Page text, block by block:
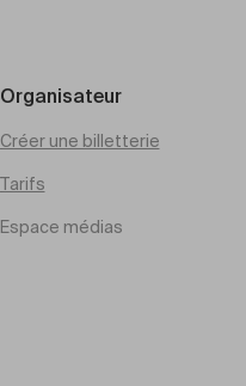
Organisateur
Créer une billetterie
Tarifs
Espace médias